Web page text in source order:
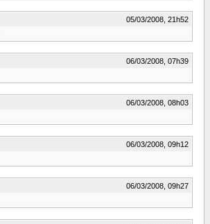
05/03/2008, 21h52
06/03/2008, 07h39
06/03/2008, 08h03
06/03/2008, 09h12
06/03/2008, 09h27